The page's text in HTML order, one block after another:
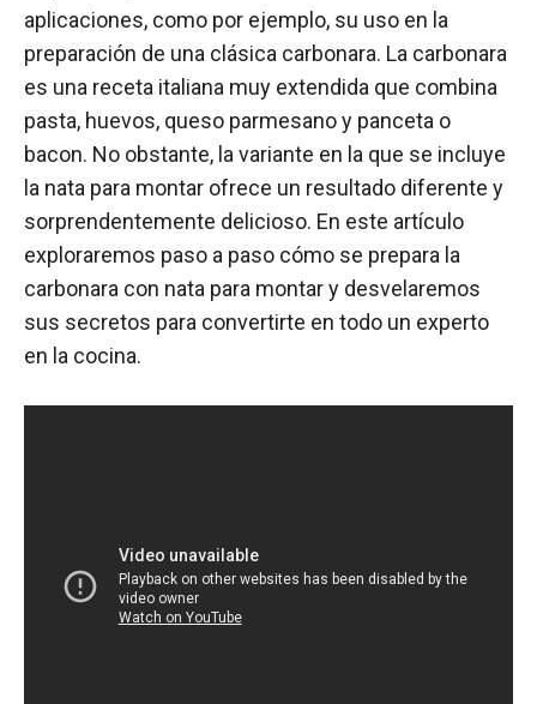
aplicaciones, como por ejemplo, su uso en la
preparación de una clásica carbonara. La carbonara
es una receta italiana muy extendida que combina
pasta, huevos, queso parmesano y panceta o
bacon. No obstante, la variante en la que se incluye
la nata para montar ofrece un resultado diferente y
sorprendentemente delicioso. En este artículo
exploraremos paso a paso cómo se prepara la
carbonara con nata para montar y desvelaremos
sus secretos para convertirte en todo un experto
en la cocina.